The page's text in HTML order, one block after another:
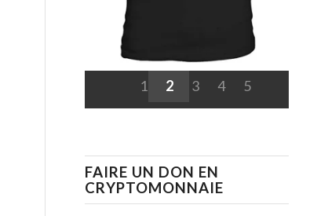
1 2 3 4 5
FAIRE UN DON EN
CRYPTOMONNAIE